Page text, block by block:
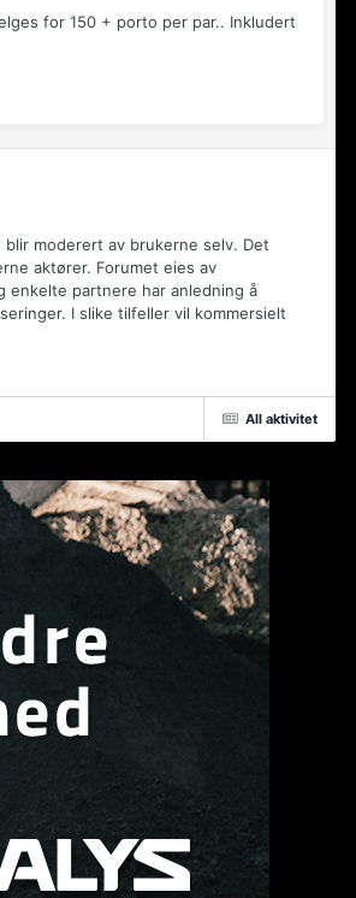
for 150 + porto per par.. Inkludert
moderert av brukerne selv. Det
aktører. Forumet eies av
enkelte partnere har anledning å
I slike tilfeller vil kommersielt
All aktivitet